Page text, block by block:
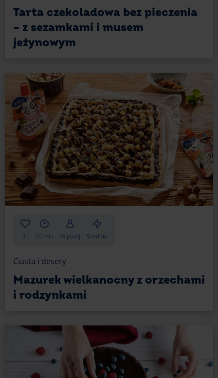
Tarta czekoladowa bez pieczenia
– z sezamkami i musem
jeżynowym
31 20 min 16 porcji Średnie
Ciasta i desery
Mazurek wielkanocny z orzechami
i rodzynkami